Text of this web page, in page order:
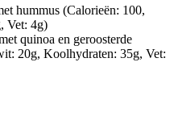
hummus (Calorieën: 100,
Vet: 4g)
quinoa en geroosterde
20g, Koolhydraten: 35g, Vet: